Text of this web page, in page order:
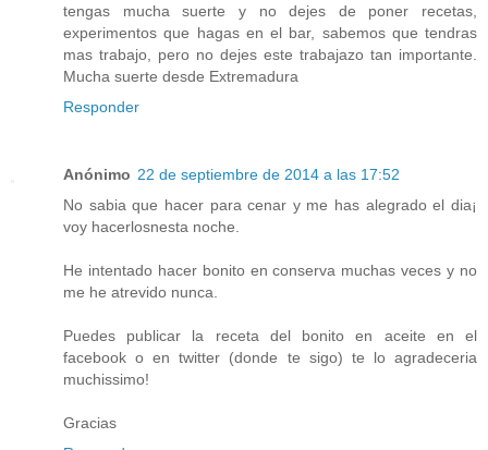
tengas mucha suerte y no dejes de poner recetas,
experimentos que hagas en el bar, sabemos que tendras
mas trabajo, pero no dejes este trabajazo tan importante.
Mucha suerte desde Extremadura
Responder
Anónimo 22 de septiembre de 2014 a las 17:52
No sabia que hacer para cenar y me has alegrado el dia¡
voy hacerlosnesta noche.
He intentado hacer bonito en conserva muchas veces y no
me he atrevido nunca.
Puedes publicar la receta del bonito en aceite en el
facebook o en twitter (donde te sigo) te lo agradeceria
muchissimo!
Gracias